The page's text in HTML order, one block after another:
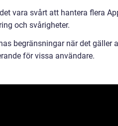
vara svårt att hantera flera
och svårigheter.
begränsningar när det gäller
för vissa användare.